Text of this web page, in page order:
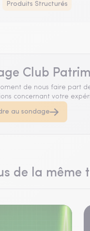
Produits Structurés
Club
de nous faire part
concernant votre
au sondage
de la même